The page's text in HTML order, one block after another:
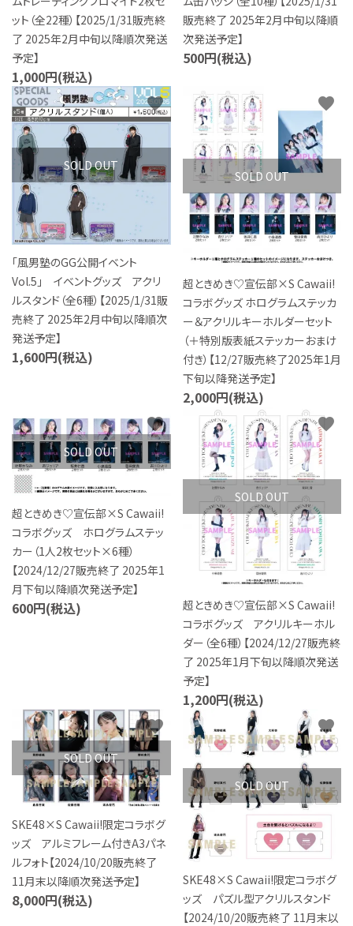
ヒーロー文庫
ロト・ナンバーズ書籍・グッズ
ご利用ガイド
プライバシーポリシー
特定商取引法について
お問い合わせ
ット（全22種）【2025/1/31販売終
了 2025年2月中旬以降順次発送
予定】
1,000円(税込)
販売終了 2025年2月中旬以降順
次発送予定】
500円(税込)
SOLD OUT
「風男塾のGG公開イベント
Vol.5」 イベントグッズ アクリ
ルスタンド（全6種）【2025/1/31販
売終了 2025年2月中旬以降順次
発送予定】
1,600円(税込)
favorite
SOLD OUT
超ときめき♡宣伝部×S Cawaii!
コラボグッズ ホログラムステッカ
ー＆アクリルキーホルダーセット
（＋特別版表紙ステッカーおまけ
付き）【12/27販売終了2025年1月
下旬以降発送予定】
2,000円(税込)
favorite
SOLD OUT
超ときめき♡宣伝部×S Cawaii!
コラボグッズ ホログラムステッ
カー（1人2枚セット×6種）
【2024/12/27販売終了 2025年1
月下旬以降順次発送予定】
600円(税込)
favorite
SOLD OUT
超ときめき♡宣伝部×S Cawaii!
コラボグッズ アクリルキーホル
ダー（全6種）【2024/12/27販売終
了 2025年1月下旬以降順次発送
予定】
1,200円(税込)
favorite
SOLD OUT
SKE48×S Cawaii!限定コラボグ
ッズ アルミフレーム付きA3パネ
ルフォト【2024/10/20販売終了
11月末以降順次発送予定】
8,000円(税込)
favorite
SOLD OUT
SKE48×S Cawaii!限定コラボグ
ッズ パズル型アクリルスタンド
【2024/10/20販売終了 11月末以
favorite